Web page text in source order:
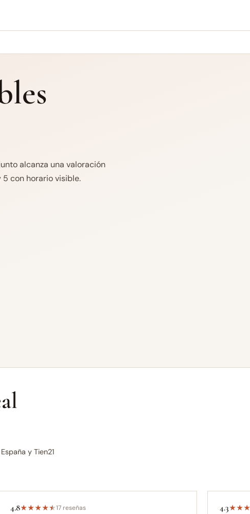
alcanza una valoración
con horario visible.
y Tien21
4.8★★★★★17 reseñas 4.3★★★